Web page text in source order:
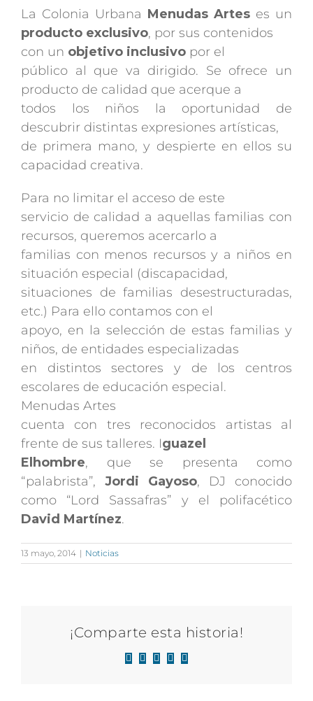
La Colonia Urbana Menudas Artes es un
producto exclusivo, por sus contenidos
con un objetivo inclusivo por el
público al que va dirigido. Se ofrece un
producto de calidad que acerque a
todos los niños la oportunidad de
descubrir distintas expresiones artísticas,
de primera mano, y despierte en ellos su
capacidad creativa.
Para no limitar el acceso de este
servicio de calidad a aquellas familias con
recursos, queremos acercarlo a
familias con menos recursos y a niños en
situación especial (discapacidad,
situaciones de familias desestructuradas,
etc.) Para ello contamos con el
apoyo, en la selección de estas familias y
niños, de entidades especializadas
en distintos sectores y de los centros
escolares de educación especial.
Menudas Artes
cuenta con tres reconocidos artistas al
frente de sus talleres. Iguazel
Elhombre, que se presenta como
“palabrista”, Jordi Gayoso, DJ conocido
como “Lord Sassafras” y el polifacético
David Martínez.
13 mayo, 2014 | Noticias
¡Comparte esta historia!
Facebook
X LinkedIn
WhatsApp
Correo